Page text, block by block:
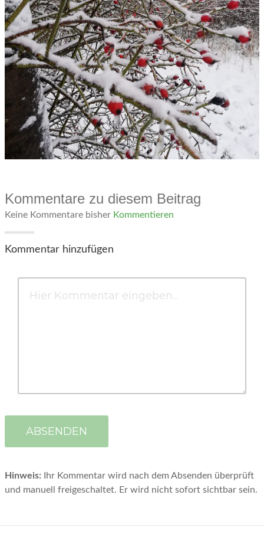
Kommentare zu diesem Beitrag
Keine Kommentare bisher Kommentieren
Kommentar hinzufügen
Hinweis: Ihr Kommentar wird nach dem Absenden überprüft
und manuell freigeschaltet. Er wird nicht sofort sichtbar sein.